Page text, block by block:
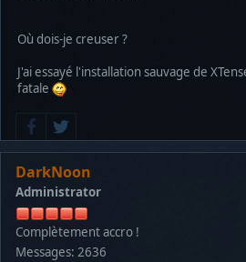
Où dois-je creuser ?
J'ai essayé l'installation sauvage de
fatale
DarkNoon
Administrator
Complètement accro !
Messages: 2636